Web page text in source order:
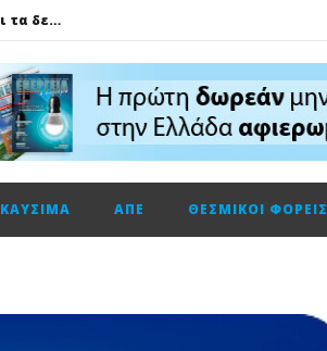
GSI: Η είσοδος της Meridiam αλλάζει τα δεδομένα για τη διασύνδεση Ελλάδας – Κύπρου
Metlen: Σε επίπεδο ρεκόρ τα EBITDA το εξάμηνο, στα 550 εκατ. ευρώ – Κέρδη 2,18 ευρώ ανά μετοχή
Cenergy: Κέρδη εξαμήνου +45,3% με πωλήσεις +13%
ΚΑΎΣΙΜΑ ΑΠΕ ΘΕΣΜΙΚΟΊ ΦΟΡΕΊΣ